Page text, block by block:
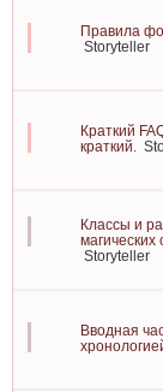
Правила
Storyteller
Краткий
краткий.
Классы и
магических
Storyteller
Вводная